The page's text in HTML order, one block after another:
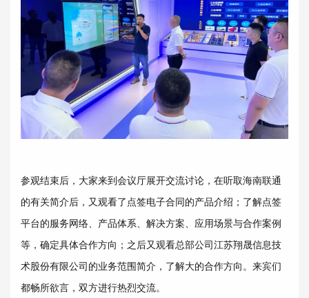
参观结束后，大家来到会议厅展开交流讨论，在听取海南联通
的有关简介后，又观看了点签电子合同的产品介绍；了解点签
平台的服务网络、产品体系、解决方案、应用场景与合作案例
等，确定具体合作方向；之后又观看总部公司江苏翔晟信息技
术股份有限公司的业务范围简介，了解大的合作方向。来宾们
都畅所欲言，双方进行热烈交流。